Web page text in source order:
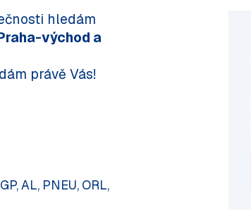
hledám
východ a
právě Vás!
AL, PNEU, ORL,